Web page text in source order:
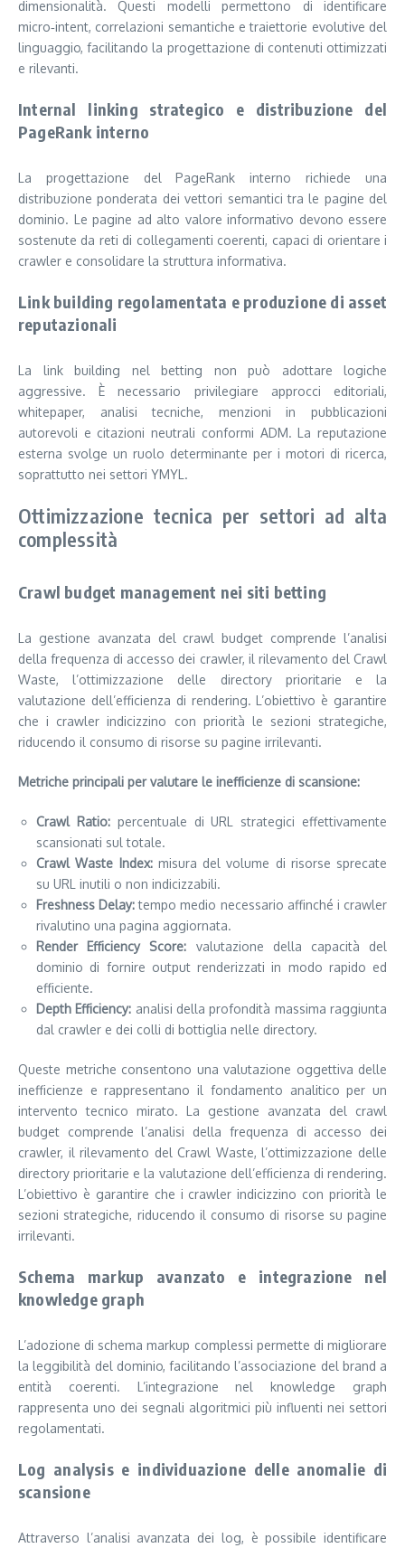
dimensionalità. Questi modelli permettono di identificare
micro‑intent, correlazioni semantiche e traiettorie evolutive del
linguaggio, facilitando la progettazione di contenuti ottimizzati
e rilevanti.
Internal linking strategico e distribuzione del
PageRank interno
La progettazione del PageRank interno richiede una
distribuzione ponderata dei vettori semantici tra le pagine del
dominio. Le pagine ad alto valore informativo devono essere
sostenute da reti di collegamenti coerenti, capaci di orientare i
crawler e consolidare la struttura informativa.
Link building regolamentata e produzione di asset
reputazionali
La link building nel betting non può adottare logiche
aggressive. È necessario privilegiare approcci editoriali,
whitepaper, analisi tecniche, menzioni in pubblicazioni
autorevoli e citazioni neutrali conformi ADM. La reputazione
esterna svolge un ruolo determinante per i motori di ricerca,
soprattutto nei settori YMYL.
Ottimizzazione tecnica per settori ad alta
complessità
Crawl budget management nei siti betting
La gestione avanzata del crawl budget comprende l’analisi
della frequenza di accesso dei crawler, il rilevamento del Crawl
Waste, l’ottimizzazione delle directory prioritarie e la
valutazione dell’efficienza di rendering. L’obiettivo è garantire
che i crawler indicizzino con priorità le sezioni strategiche,
riducendo il consumo di risorse su pagine irrilevanti.
Metriche principali per valutare le inefficienze di scansione:
Crawl Ratio:percentuale di URL strategici effettivamente
scansionati sul totale.
Crawl Waste Index:misura del volume di risorse sprecate
su URL inutili o non indicizzabili.
Freshness Delay:tempo medio necessario affinché i crawler
rivalutino una pagina aggiornata.
Render Efficiency Score: valutazione della capacità del
dominio di fornire output renderizzati in modo rapido ed
efficiente.
Depth Efficiency: analisi della profondità massima raggiunta
dal crawler e dei colli di bottiglia nelle directory.
Queste metriche consentono una valutazione oggettiva delle
inefficienze e rappresentano il fondamento analitico per un
intervento tecnico mirato. La gestione avanzata del crawl
budget comprende l’analisi della frequenza di accesso dei
crawler, il rilevamento del Crawl Waste, l’ottimizzazione delle
directory prioritarie e la valutazione dell’efficienza di rendering.
L’obiettivo è garantire che i crawler indicizzino con priorità le
sezioni strategiche, riducendo il consumo di risorse su pagine
irrilevanti.
Schema markup avanzato e integrazione nel
knowledge graph
L’adozione di schema markup complessi permette di migliorare
la leggibilità del dominio, facilitando l’associazione del brand a
entità coerenti. L’integrazione nel knowledge graph
rappresenta uno dei segnali algoritmici più influenti nei settori
regolamentati.
Log analysis e individuazione delle anomalie di
scansione
Attraverso l’analisi avanzata dei log, è possibile identificare